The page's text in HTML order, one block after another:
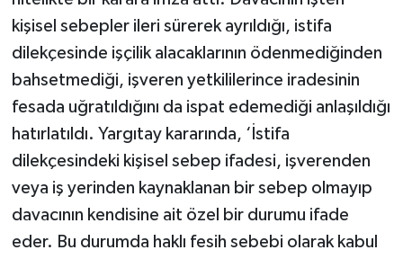
kişisel sebepler ileri sürerek ayrıldığı, istifa
dilekçesinde işçilik alacaklarının ödenmediğinden
bahsetmediği, işveren yetkililerince iradesinin
fesada uğratıldığını da ispat edemediği anlaşıldığı
hatırlatıldı. Yargıtay kararında, ‘İstifa
dilekçesindeki kişisel sebep ifadesi, işverenden
veya iş yerinden kaynaklanan bir sebep olmayıp
davacının kendisine ait özel bir durumu ifade
eder. Bu durumda haklı fesih sebebi olarak kabul